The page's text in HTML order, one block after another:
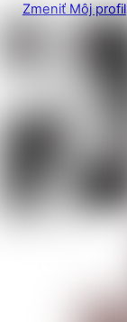
Zmeniť Môj profil